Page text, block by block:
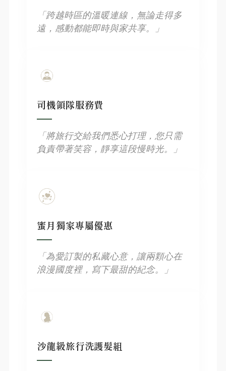
「跨越時區的溫暖連線，無論走得多
遠，感動都能即時與家共享。」
司機領隊服務費
「將旅行交給我們悉心打理，您只需
負責帶著笑容，靜享這段慢時光。」
蜜月獨家專屬優惠
「為愛訂製的私藏心意，讓兩顆心在
浪漫國度裡，寫下最甜的紀念。」
沙龍級旅行洗護髮組